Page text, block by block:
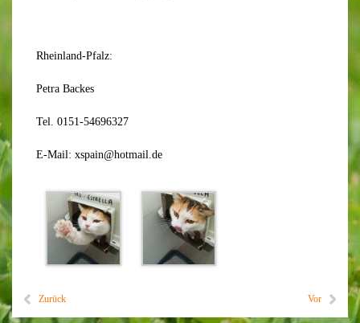
Rheinland-Pfalz:
Petra Backes
Tel. 0151-54696327
E-Mail: xspain@hotmail.de
Zurück Vor